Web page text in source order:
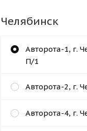
Челябинск
Авторота-1, г.
П/1
Авторота-2, г.
Авторота-4, г.